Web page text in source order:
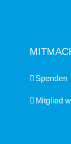
Spenden
Mitglied